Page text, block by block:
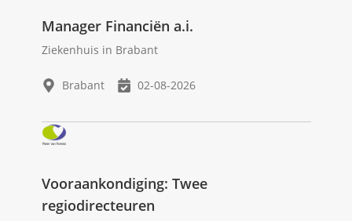
Manager Financiën a.i.
Ziekenhuis in Brabant
Brabant 02-08-2026
Vooraankondiging: Twee
regiodirecteuren